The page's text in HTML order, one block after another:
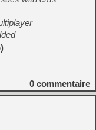
0 commentaire